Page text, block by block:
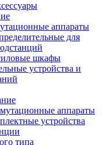
аппараты
для
шкафы
устройства и
аппараты
устройства
типа